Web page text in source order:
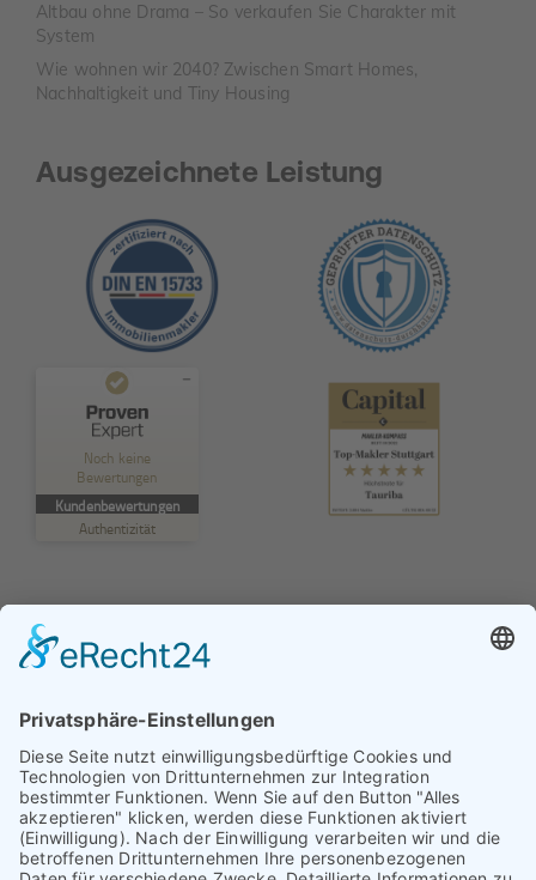
Altbau ohne Drama – So verkaufen Sie Charakter mit
System
Wie wohnen wir 2040? Zwischen Smart Homes,
Nachhaltigkeit und Tiny Housing
Ausgezeichnete Leistung
Noch keine
Bewertungen
Kundenbewertungen
Authentizität
Kundenbewertungen und Erfahrungen zu
MANGELHAFT
kontakt@tauriba.de
Haftungsauschluss: Alle auf diesen Seiten veröffentlichten
Informationen wurden nach bestem Wissen und